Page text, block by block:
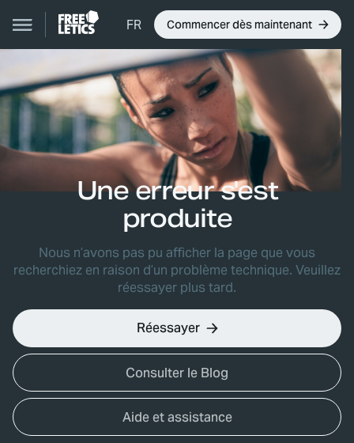
FR Commencer dès maintenant
Une erreur s'est
produite
Nous n’avons pas pu afficher la page que vous
recherchiez en raison d’un problème technique. Veuillez
réessayer plus tard.
Réessayer
Consulter le Blog
Aide et assistance